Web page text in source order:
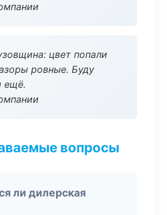
цвет попали
ровные. Буду
ещё.
вопросы
ли дилерская